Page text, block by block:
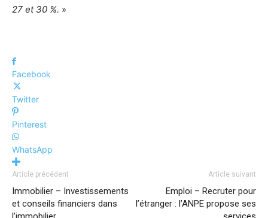
27 et 30 %. »
Facebook
Twitter
Pinterest
WhatsApp
Article précédent
Immobilier – Investissements
et conseils financiers dans
Article suivant
Emploi – Recruter pour
l’étranger : l’ANPE propose ses